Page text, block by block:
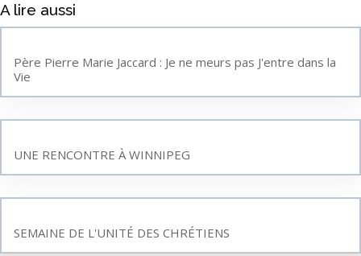
A lire aussi
Père Pierre Marie Jaccard : Je ne meurs pas J'entre dans la
Vie
UNE RENCONTRE À WINNIPEG
SEMAINE DE L'UNITÉ DES CHRÉTIENS